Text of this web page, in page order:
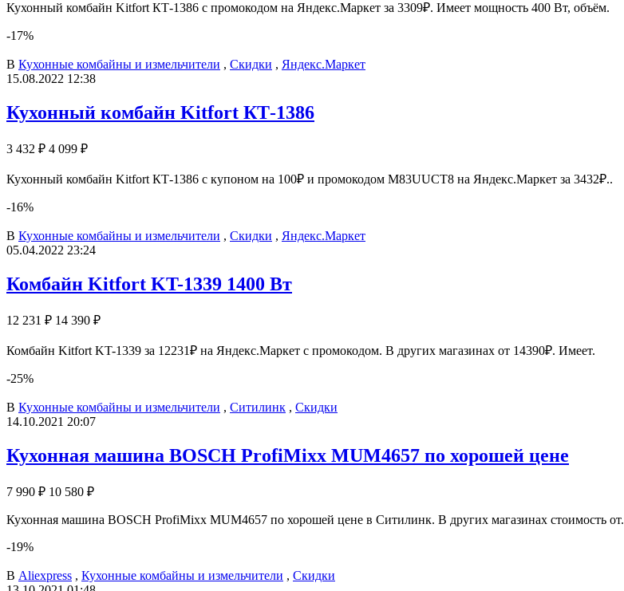
Кухонный комбайн Kitfort КТ-1386 с промокодом на Яндекс.Маркет за 3309₽. Имеет мощность 400 Вт, объём.
-17%
В Кухонные комбайны и измельчители , Скидки , Яндекс.Маркет
15.08.2022 12:38
Кухонный комбайн Kitfort КТ-1386
3 432 ₽ 4 099 ₽
Кухонный комбайн Kitfort КТ-1386 с купоном на 100₽ и промокодом M83UUCT8 на Яндекс.Маркет за 3432₽..
-16%
В Кухонные комбайны и измельчители , Скидки , Яндекс.Маркет
05.04.2022 23:24
Комбайн Kitfort KT-1339 1400 Вт
12 231 ₽ 14 390 ₽
Комбайн Kitfort KT-1339 за 12231₽ на Яндекс.Маркет с промокодом. В других магазинах от 14390₽. Имеет.
-25%
В Кухонные комбайны и измельчители , Ситилинк , Скидки
14.10.2021 20:07
Кухонная машина BOSCH ProfiMixx MUM4657 по хорошей цене
7 990 ₽ 10 580 ₽
Кухонная машина BOSCH ProfiMixx MUM4657 по хорошей цене в Ситилинк. В других магазинах стоимость от.
-19%
В Aliexpress , Кухонные комбайны и измельчители , Скидки